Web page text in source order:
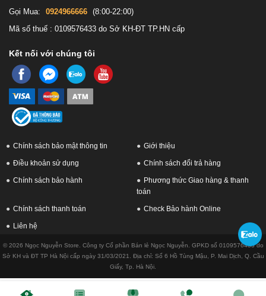
Gọi Mua:
0924966666 (8:00-22:00)
Mã số thuế : 0109576433 do Sở KH-ĐT TP.HN cấp
Kết nối với chúng tôi
Chính sách bảo mật thông tin Giới thiệu
Điều khoản sử dụng Chính sách đổi trả hàng
Chính sách bảo hành
Phương thức Giao hàng & thanh
toán
Chính sách thanh toán Check Bảo hành Online
Liên hệ
© 2026 Ngọc Nguyễn Store. Công ty Cổ phần Bán lẻ Ngọc Nguyễn. GPKD số 0109576433 do
Sở KH và ĐT TP Hà Nội cấp ngày 31/03/2021. Địa chỉ: Số 6 Hồ Tùng Mậu, P. Mai Dịch, Q. Cầu
Giấy, Tp. Hà Nội.